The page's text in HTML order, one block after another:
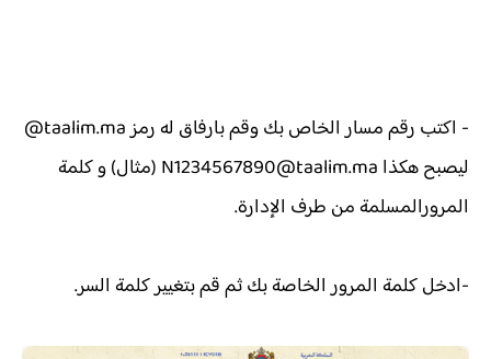
- اكتب رقم مسار الخاص بك وقم بارفاق له رمز taalim.ma@
ليصبح هكذا N1234567890@taalim.ma (مثال) و كلمة
المرورالمسلمة من طرف الإدارة.
-ادخل كلمة المرور الخاصة بك ثم قم بتغيير كلمة السر.